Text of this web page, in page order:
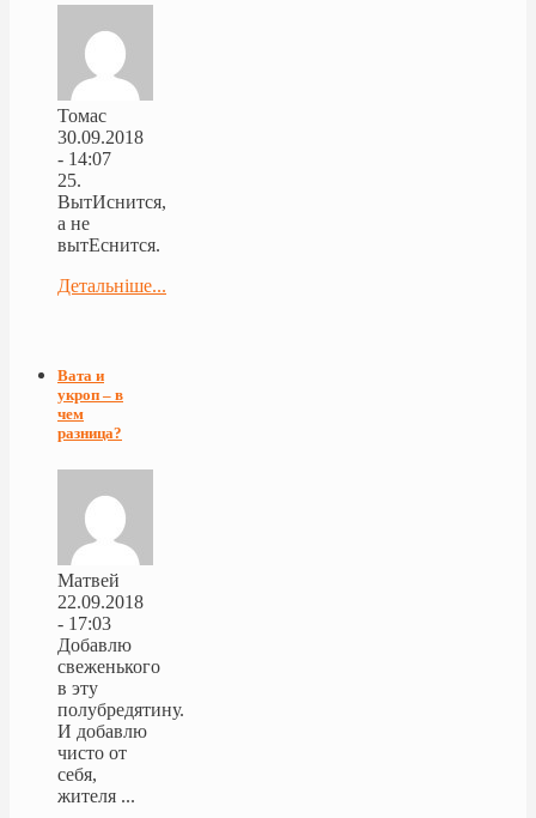
Томас
30.09.2018
- 14:07
25.
ВытИснится,
а не
вытЕснится.
Детальніше...
Вата и
укроп – в
чем
разница?
Матвей
22.09.2018
- 17:03
Добавлю
свеженького
в эту
полубредятину.
И добавлю
чисто от
себя,
жителя ...